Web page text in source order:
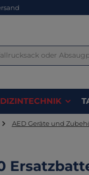
AED Geräte und